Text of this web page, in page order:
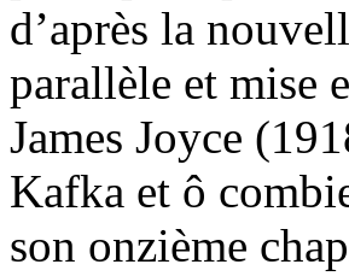
d’après la
parallèle et mise
James Joyce
Kafka et ô
son onzième